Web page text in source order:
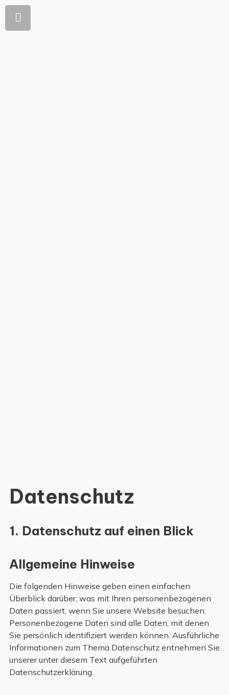
Datenschutz
1. Datenschutz auf einen Blick
Allgemeine Hinweise
Die folgenden Hinweise geben einen einfachen
Überblick darüber, was mit Ihren personenbezogenen
Daten passiert, wenn Sie unsere Website besuchen.
Personenbezogene Daten sind alle Daten, mit denen
Sie persönlich identifiziert werden können. Ausführliche
Informationen zum Thema Datenschutz entnehmen Sie
unserer unter diesem Text aufgeführten
Datenschutzerklärung.